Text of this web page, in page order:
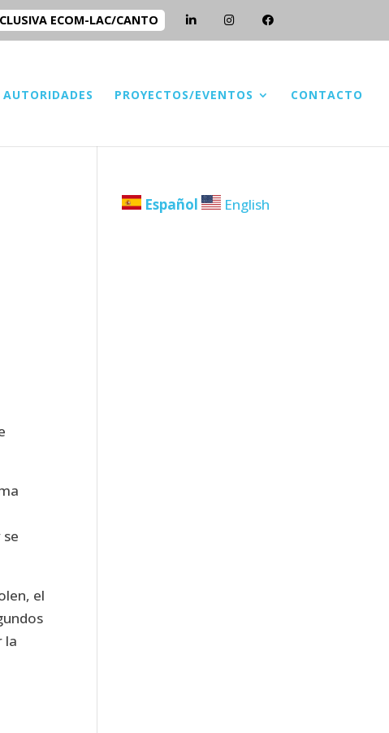
ECOM-LAC/CANTO
AUTORIDADES PROYECTOS/EVENTOS CONTACTO
el
la
Español English